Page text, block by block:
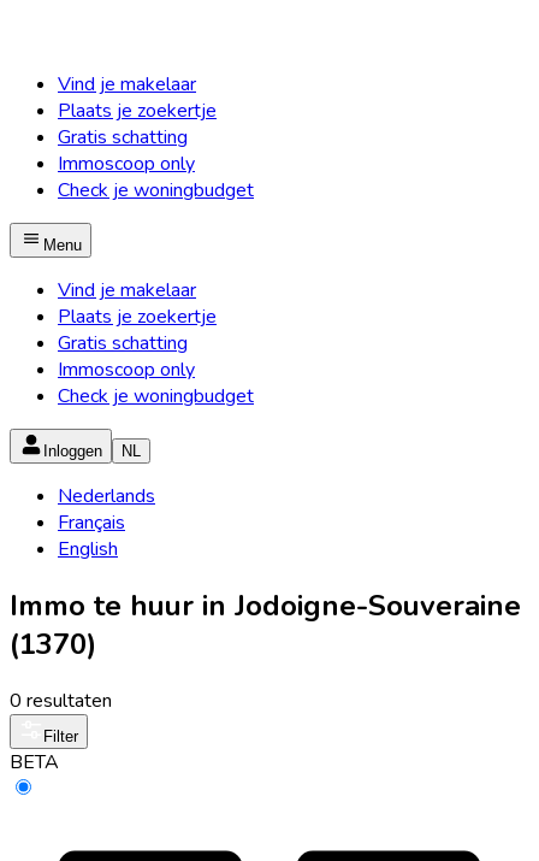
Vind je makelaar
Plaats je zoekertje
Gratis schatting
Immoscoop only
Check je woningbudget
Menu
Vind je makelaar
Plaats je zoekertje
Gratis schatting
Immoscoop only
Check je woningbudget
Inloggen NL
Nederlands
Français
English
Immo te huur in Jodoigne-Souveraine
(1370)
0 resultaten
Filter
BETA